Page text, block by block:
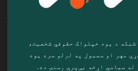
سفیر ټلوېزیوني شبکه د‎ یوه خپلواک حقوقي شخصیت،
اساس‌پاڼې، ځانګړي مهر او سمبول په لرلو سره ‎یوه